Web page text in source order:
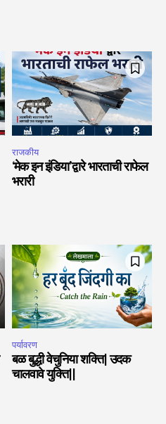
राजकीय
‘मेक इन इंडिया’द्वारे भारताची राफेल
भरारी
पर्यावरण
बळ बुद्धी वेचुनिया शक्ति| उदक
चालवावे युक्ति||